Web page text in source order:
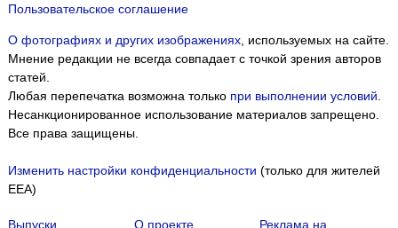
Пользовательское соглашение
О фотографиях и других изображениях, используемых на сайте.
Мнение редакции не всегда совпадает с точкой зрения авторов
статей.
Любая перепечатка возможна только при выполнении условий
Несанкционированное использование материалов запрещено.
Все права защищены.
Изменить настройки конфиденциальности (только для жителей
EEA)
Выпуски О проекте Реклама на